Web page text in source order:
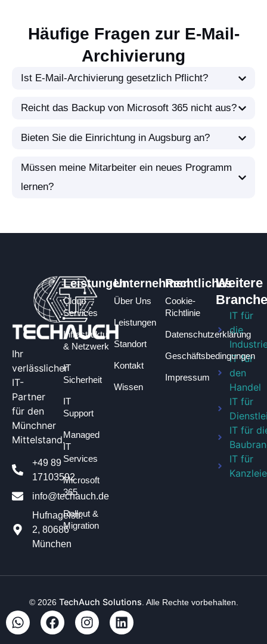
Häufige Fragen zur E-Mail-
Archivierung
Ist E-Mail-Archivierung gesetzlich Pflicht?
Reicht das Backup von Microsoft 365 nicht aus?
Bieten Sie die Einrichtung in Augsburg an?
Müssen meine Mitarbeiter ein neues Programm
lernen?
Ihr
verlässlicher
IT-
Partner
für den
Münchner
Mittelstand.
+49 89
17103592
info@techauch.de
Hufnagelstr.
2, 80686
München
Leistungen
Cloud
Services
Infrastruktur
& Netzwerk
IT
Sicherheit
IT
Support
Managed
IT
Services
Microsoft
365
Rollout &
Migration
Unternehmen
Über Uns
Leistungen
Standort
Kontakt
Wissen
Rechtliches
Cookie-
Richtlinie
Datenschutzerklärung
Geschäftsbedingungen​
Impressum
Weitere
IT für
die
IT für
den
Handel
IT für
IT für
IT für
© 2026 TechAuch Solutions . Alle Rechte vorbehalten.